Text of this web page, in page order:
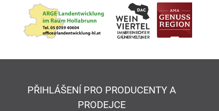
PŘIHLÁŠENÍ PRO PRODUCENTY A
PRODEJCE